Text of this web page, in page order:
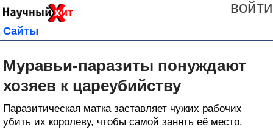
войти
Сайты
Муравьи-паразиты понуждают
хозяев к цареубийству
Паразитическая матка заставляет чужих рабочих
убить их королеву, чтобы самой занять её место.